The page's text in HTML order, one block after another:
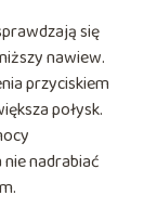
się
nawiew.
przyciskiem
połysk.
nadrabiać